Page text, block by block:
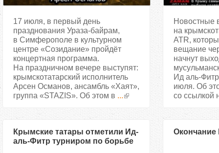
17 июля, в первый день
празднования Ураза-байрам,
в Симферополе в культурном
центре «Созидание» пройдёт
концертная программа.
На праздничном вечере выступят:
крымскотатарский исполнитель
Арсен Османов, ансамбль «Хаят»,
группа «STAZIS». Об этом в ...
Новостные
на
ATR,
вещание
начнут
Ид аль-
июля. Об
со ссылкой
Крымские татары отметили Ид-
аль-Фитр турниром по борьбе
Окончание